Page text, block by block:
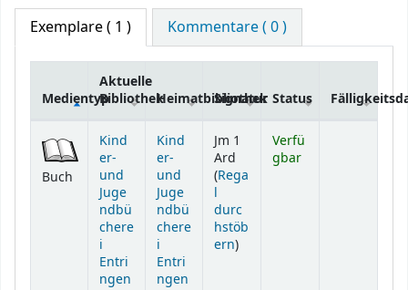
Exemplare( 1 ) Kommentare ( 0 )
Medientyp
Aktuelle
BibliothekHeimatbibliothek
Signatur Status
Buch
Kind
er-
und
Juge
ndbü
chere
i
Entri
ngen
Kind
er-
und
Juge
ndbü
chere
i
Entri
ngen
Jm 1
Ard
(Rega
l
durc
hstöb
ern(Öffnet sich unterhalb)
)
Verfü
gbar